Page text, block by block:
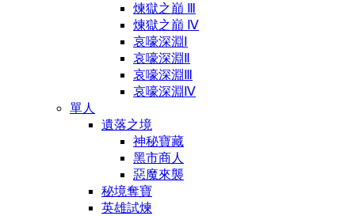
煉獄之巔 Ⅲ
煉獄之巔 Ⅳ
哀嚎深淵Ⅰ
哀嚎深淵Ⅱ
哀嚎深淵Ⅲ
哀嚎深淵Ⅳ
單人
遺落之境
神秘寶藏
黑市商人
惡魔來襲
秘境奪寶
英雄試煉